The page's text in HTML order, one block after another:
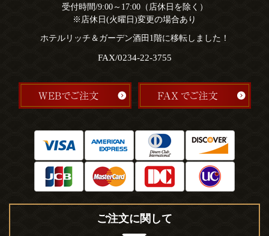
受付時間/9:00～17:00（店休日を除く）
※店休日(火曜日)変更の場合あり
ホテルリッチ＆ガーデン酒田1階に移転しました！
FAX/0234-22-3755
ご注文に関して